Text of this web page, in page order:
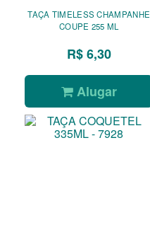
TAÇA TIMELESS CHAMPANHE
COUPE 255 ML
R$ 6,30
Alugar